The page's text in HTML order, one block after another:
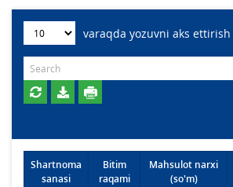
varaqda yozuvni aks ettirish
Shartnoma
sanasi
Bitim
raqami
Mahsulot narxi
(so'm)